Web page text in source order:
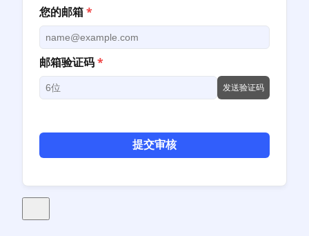
您的邮箱*
邮箱验证码*
发送验证码
提交审核